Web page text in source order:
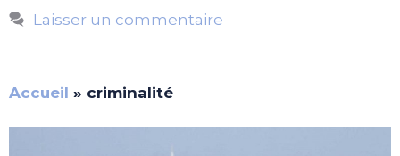
Laisser un commentaire
Accueil » criminalité